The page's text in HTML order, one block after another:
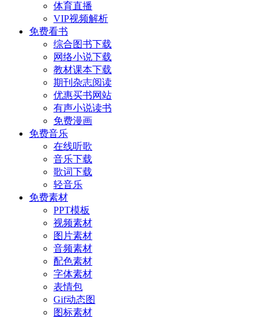
体育直播
VIP视频解析
免费看书
综合图书下载
网络小说下载
教材课本下载
期刊杂志阅读
优惠买书网站
有声小说读书
免费漫画
免费音乐
在线听歌
音乐下载
歌词下载
轻音乐
免费素材
PPT模板
视频素材
图片素材
音频素材
配色素材
字体素材
表情包
Gif动态图
图标素材